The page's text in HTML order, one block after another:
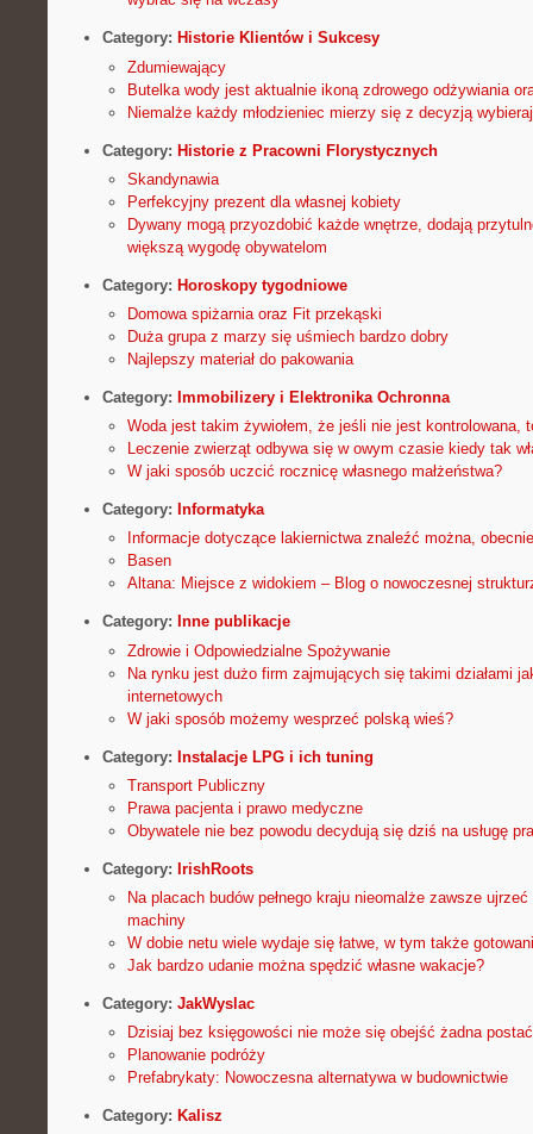
Category: Historie Klientów i Sukcesy
Zdumiewający
Butelka wody jest aktualnie ikoną zdrowego odżywiania
Niemalże każdy młodzieniec mierzy się z decyzją
Category: Historie z Pracowni Florystycznych
Skandynawia
Perfekcyjny prezent dla własnej kobiety
Dywany mogą przyozdobić każde wnętrze, dodają
większą wygodę obywatelom
Category: Horoskopy tygodniowe
Domowa spiżarnia oraz Fit przekąski
Duża grupa z marzy się uśmiech bardzo dobry
Najlepszy materiał do pakowania
Category: Immobilizery i Elektronika Ochronna
Woda jest takim żywiołem, że jeśli nie jest kontrolowana,
Leczenie zwierząt odbywa się w owym czasie kiedy tak
W jaki sposób uczcić rocznicę własnego małżeństwa?
Category: Informatyka
Informacje dotyczące lakiernictwa znaleźć można, obecnie
Basen
Altana: Miejsce z widokiem – Blog o nowoczesnej
Category: Inne publikacje
Zdrowie i Odpowiedzialne Spożywanie
Na rynku jest dużo firm zajmujących się takimi działami
internetowych
W jaki sposób możemy wesprzeć polską wieś?
Category: Instalacje LPG i ich tuning
Transport Publiczny
Prawa pacjenta i prawo medyczne
Obywatele nie bez powodu decydują się dziś na usługę
Category: IrishRoots
Na placach budów pełnego kraju nieomalże zawsze
machiny
W dobie netu wiele wydaje się łatwe, w tym także
Jak bardzo udanie można spędzić własne wakacje?
Category: JakWyslac
Dzisiaj bez księgowości nie może się obejść żadna postać
Planowanie podróży
Prefabrykaty: Nowoczesna alternatywa w budownictwie
Category: Kalisz